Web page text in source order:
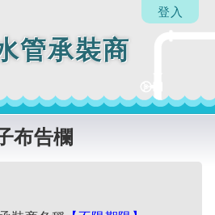
管承裝商
登入
布告欄